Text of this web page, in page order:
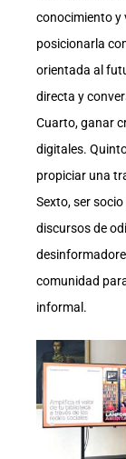
conocimiento y
posicionarla
orientada al
directa y
Cuarto, ganar
digitales.
propiciar una
Sexto, ser
discursos de
comunidad
informal.